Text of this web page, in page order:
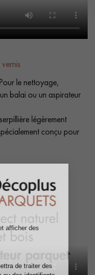
le nettoyage,
balai ou un aspirateur
légèrement
conçu pour